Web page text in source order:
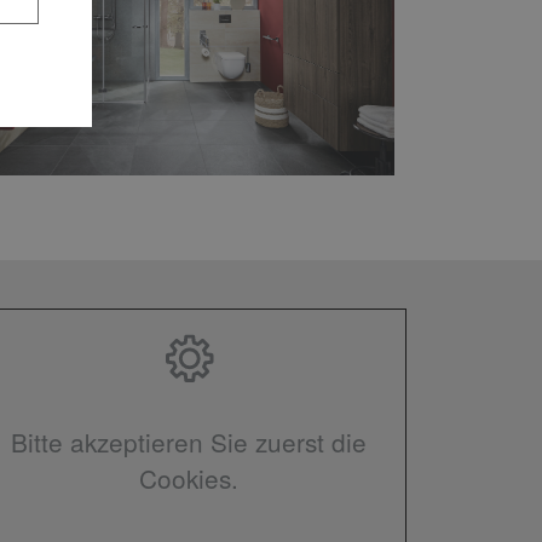
Bitte akzeptieren Sie zuerst die
Cookies.